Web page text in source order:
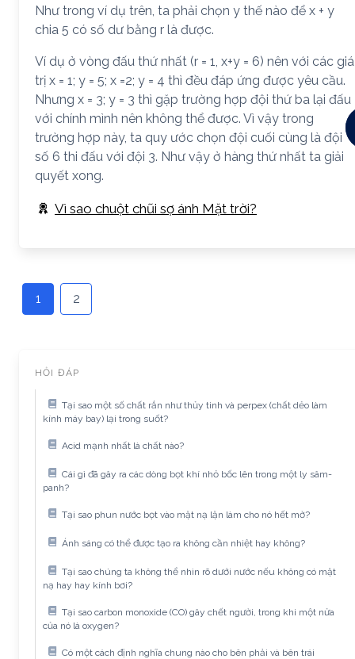
Như trong ví dụ trên, ta phải chọn y thế nào để x + y
chia 5 có số dư bằng r là được.
Ví dụ ở vòng đấu thứ nhất (r = 1, x+y = 6) nên với các giá
trị x = 1; y = 5; x =2; y = 4 thì đều đáp ứng được yêu cầu.
Nhưng x = 3; y = 3 thì gặp trường hợp đội thứ ba lại đấu
với chính mình nên không thể được. Vì vậy trong
trường hợp này, ta quy ước chọn đội cuối cùng là đội
số 6 thi đấu với đội 3. Như vậy ở hàng thứ nhất ta giải
quyết xong.
Vì sao chuột chũi sợ ánh Mặt trời?
1 2
HỎI ĐÁP
Tại sao một số chất rắn như thủy tinh và perpex (chất dẻo làm
kính máy bay) lại trong suốt?
Acid mạnh nhất là chất nào?
Cái gì đã gây ra các dòng bọt khí nhỏ bốc lên trong một ly sâm-
panh?
Tại sao phun nước bọt vào mặt nạ lặn làm cho nó hết mờ?
Ánh sáng có thể được tạo ra không cần nhiệt hay không?
Tại sao chúng ta không thể nhìn rõ dưới nước nếu không có mặt
nạ hay hay kính bơi?
Tại sao carbon monoxide (CO) gây chết người, trong khi một nửa
của nó là oxygen?
Có một cách định nghĩa chung nào cho bên phải và bên trái